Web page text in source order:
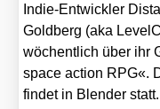
Indie-Ent­wick­ler
Gold­berg (aka
wöchent­lich über ihr
space action RPG«.
fin­det in Blen­der